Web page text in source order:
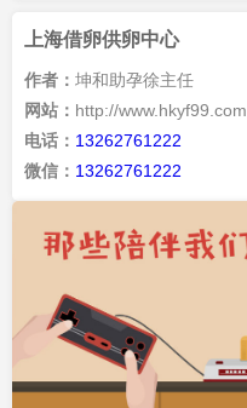
上海借卵供卵中心
作者： 坤和助孕徐主任
网站： http://www.hkyf99.com
电话： 13262761222
微信： 13262761222